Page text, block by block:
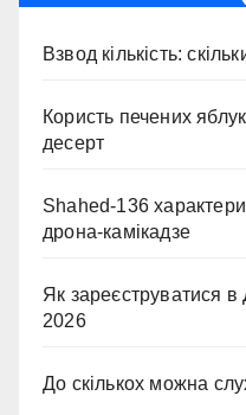
Взвод кількість:
Користь печених
десерт
Shahed-136
дрона-камікадзе
Як зареєструватися в
2026
До скількох можна